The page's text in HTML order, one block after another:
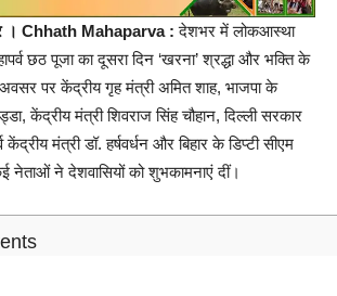
। Chhath Mahaparva :देशभर में लोकआस्था
छठ पूजा का दूसरा दिन ‘खरना’ श्रद्धा और भक्ति के
पर केंद्रीय गृह मंत्री अमित शाह, भाजपा के
केंद्रीय मंत्री शिवराज सिंह चौहान, दिल्ली सरकार
केंद्रीय मंत्री डॉ. हर्षवर्धन और बिहार के डिप्टी सीएम
नेताओं ने देशवासियों को शुभकामनाएं दीं।